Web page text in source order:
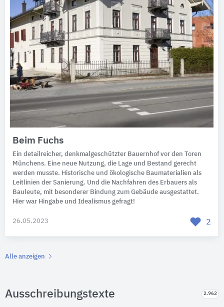
Beim Fuchs
Ein detailreicher, denkmalgeschützter Bauernhof vor den Toren
Münchens. Eine neue Nutzung, die Lage und Bestand gerecht
werden musste. Historische und ökologische Baumaterialien als
Leitlinien der Sanierung. Und die Nachfahren des Erbauers als
Bauleute, mit besonderer Bindung zum Gebäude ausgestattet.
Hier war Hingabe und Idealismus gefragt!
26.05.2023 2
Alle anzeigen
Ausschreibungstexte 2.962